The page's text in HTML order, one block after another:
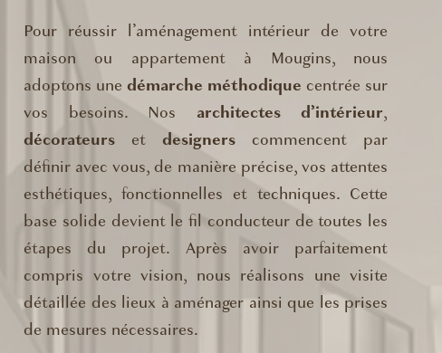
Pour réussir l’aménagement intérieur de votre
maison ou appartement à Mougins, nous
adoptons une démarche méthodique centrée sur
vos besoins. Nos architectes d’intérieur,
décorateurs et designers commencent par
définir avec vous, de manière précise, vos attentes
esthétiques, fonctionnelles et techniques. Cette
base solide devient le fil conducteur de toutes les
étapes du projet. Après avoir parfaitement
compris votre vision, nous réalisons une visite
détaillée des lieux à aménager ainsi que les prises
de mesures nécessaires.